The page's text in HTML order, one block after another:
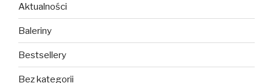
Aktualności
Baleriny
Bestsellery
Bez kategorii